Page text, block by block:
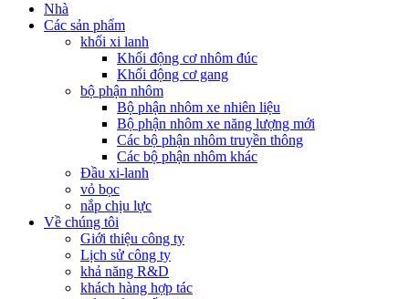
Nhà
Các sản phẩm
khối xi lanh
Khối động cơ nhôm đúc
Khối động cơ gang
bộ phận nhôm
Bộ phận nhôm xe nhiên liệu
Bộ phận nhôm xe năng lượng mới
Các bộ phận nhôm truyền thông
Các bộ phận nhôm khác
Đầu xi-lanh
vỏ bọc
nắp chịu lực
Về chúng tôi
Giới thiệu công ty
Lịch sử công ty
khả năng R&D
khách hàng hợp tác